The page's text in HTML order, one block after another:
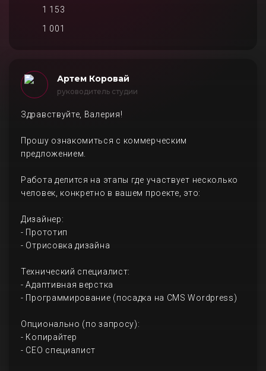
1 153
1 001
Артем Коровай
руководитель студии
Здравствуйте, Валерия!
Прошу ознакомиться с коммерческим
предложением.
Работа делится на этапы где участвует несколько
человек, конкретно в вашем проекте, это:
Дизайнер:
- Прототип
- Отрисовка дизайна
Технический специалист:
- Адаптивная верстка
- Программирование (посадка на CMS Wordpress)
Опционально (по запросу):
- Копирайтер
- СЕО специалист